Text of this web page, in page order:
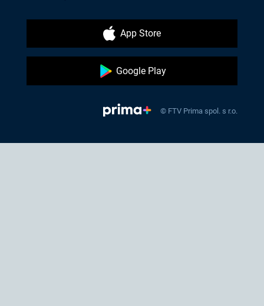
App Store
Google Play
© FTV Prima spol. s r.o.